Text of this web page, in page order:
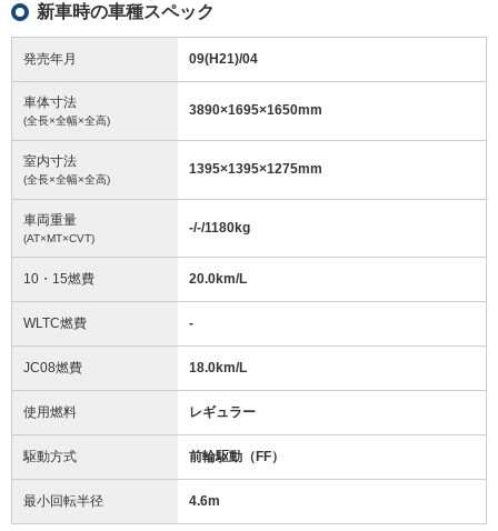
新車時の車種スペック
発売年月 09(H21)/04
車体寸法
(全長×全幅×全高)
3890×1695×1650mm
室内寸法
(全長×全幅×全高)
1395×1395×1275mm
車両重量
(AT×MT×CVT)
-/-/1180kg
10・15燃費 20.0km/L
WLTC燃費 -
JC08燃費 18.0km/L
使用燃料 レギュラー
駆動方式 前輪駆動（FF）
最小回転半径 4.6m